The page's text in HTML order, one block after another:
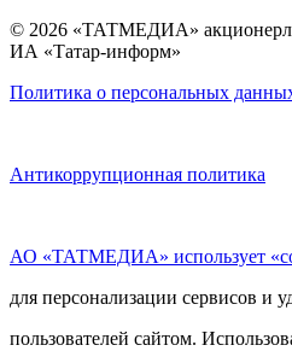
© 2026 «ТАТМЕДИА»
ИА «Татар-информ»
Политика о персональных
Антикоррупционная политика
АО «ТАТМЕДИА» использует
для персонализации сервисов и
пользователей сайтом.